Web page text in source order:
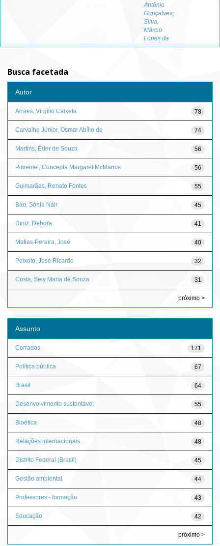
Antônio
Gonçalves;
Silva,
Márcio
Lopes da
Busca facetada
Autor
78
Arraes, Virgílio Caixeta
74
Carvalho Júnior, Osmar Abílio de
56
Martins, Éder de Souza
56
Pimentel, Concepta Margaret McManus
55
Guimarães, Renato Fontes
45
Báo, Sônia Nair
41
Diniz, Debora
40
Matias-Pereira, José
32
Peixoto, José Ricardo
31
Costa, Sely Maria de Souza
próximo >
Assunto
171
Cerrados
67
Política pública
64
Brasil
55
Desenvolvimento sustentável
48
Bioética
48
Relações internacionais
45
Distrito Federal (Brasil)
44
Gestão ambiental
43
Professores - formação
42
Educação
próximo >